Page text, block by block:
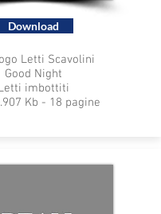
Download
Letti Scavolini
Good Night
imbottiti
Kb - 18 pagine